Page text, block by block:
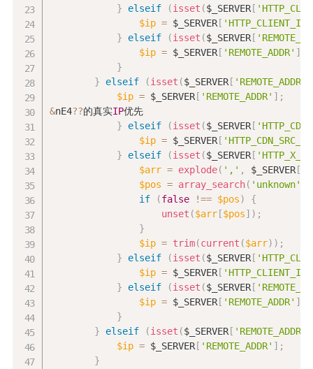
}
elseif (isset ($_SERVER [
$ip = $_SERVER [ 'HTTP_CLIENT_IP'
}
elseif (isset ($_SERVER [
$ip = $_SERVER [ 'REMOTE_ADDR' ]
}
}
elseif (isset ($_SERVER [ 'REMOTE_ADDR'
$ip = $_SERVER [ 'REMOTE_ADDR' ] ;
&nE4??的真实IP优先
}
elseif (isset ($_SERVER [
$ip = $_SERVER [
}
elseif (isset ($_SERVER [
$arr = explode( ',' , $_SERVER [
$pos = array_search( 'unknown'
if
(false !== $pos)
{
unset ($arr [$pos] ) ;
}
$ip = trim(current ($arr) ) ;
}
elseif (isset ($_SERVER [
$ip = $_SERVER [ 'HTTP_CLIENT_IP'
}
elseif (isset ($_SERVER [
$ip = $_SERVER [ 'REMOTE_ADDR' ]
}
}
elseif (isset ($_SERVER [ 'REMOTE_ADDR'
$ip = $_SERVER [ 'REMOTE_ADDR' ] ;
}